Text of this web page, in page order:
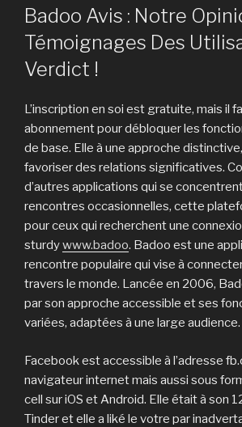
ON
Badoo Avis : Notre
Témoignages Des
Verdict !
L’inscription en soi est gratuite, mais il
abonnement pour débloquer les
de base. Elle à une approche
favoriser des relations significatives.
d’autres applications qui se
rencontres occasionnelles, cette
pour ceux qui recherchent une
sturdywww.badoo. Badoo est une
rencontre populaire qui vise à
travers le monde. Lancée en 2006,
par son approche accessible et ses
variées, adaptées à une large audience.
Facebook est accessible à l’adresse
navigateur internet mais aussi sous
cell sur iOS et Android. Elle était à son
Tinder et elle a liké le votre par